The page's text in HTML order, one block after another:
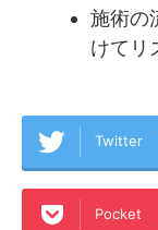
施術の
けてリ
Twitter
Pocket